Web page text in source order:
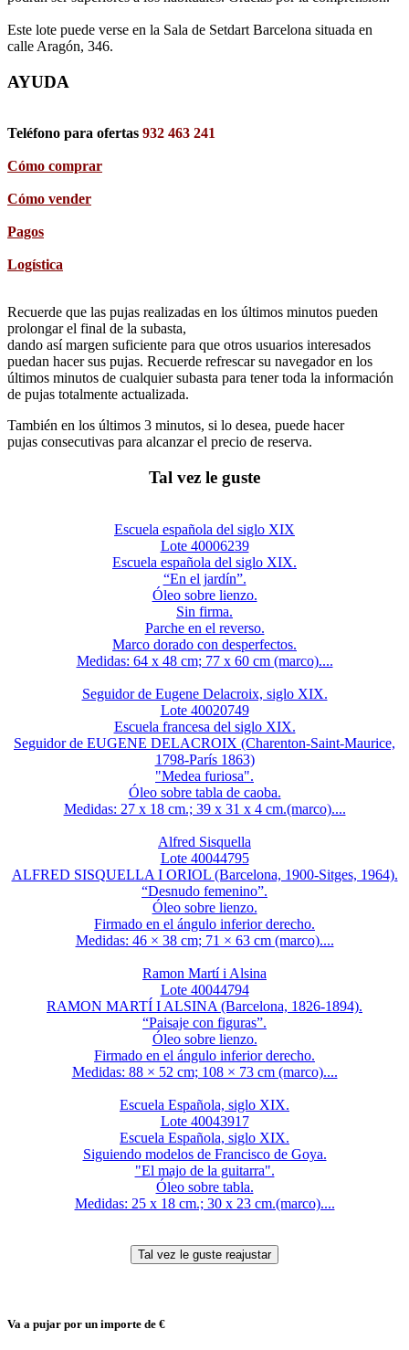
Este lote puede verse en la Sala de Setdart Barcelona situada en
calle Aragón, 346.
AYUDA
Teléfono para ofertas 932 463 241
Cómo comprar
Cómo vender
Pagos
Logística
Recuerde que las pujas realizadas en los últimos minutos pueden
prolongar el final de la subasta,
dando así margen suficiente para que otros usuarios interesados
puedan hacer sus pujas. Recuerde refrescar su navegador en los
últimos minutos de cualquier subasta para tener toda la información
de pujas totalmente actualizada.
También en los últimos 3 minutos, si lo desea, puede hacer
pujas consecutivas para alcanzar el precio de reserva.
Tal vez le guste
Escuela española del siglo XIX
Lote 40006239
Escuela española del siglo XIX.
“En el jardín”.
Óleo sobre lienzo.
Sin firma.
Parche en el reverso.
Marco dorado con desperfectos.
Medidas: 64 x 48 cm; 77 x 60 cm (marco)....
Seguidor de Eugene Delacroix, siglo XIX.
Lote 40020749
Escuela francesa del siglo XIX.
Seguidor de EUGENE DELACROIX (Charenton-Saint-Maurice,
1798-París 1863)
"Medea furiosa".
Óleo sobre tabla de caoba.
Medidas: 27 x 18 cm.; 39 x 31 x 4 cm.(marco)....
Alfred Sisquella
Lote 40044795
ALFRED SISQUELLA I ORIOL (Barcelona, 1900-Sitges, 1964).
“Desnudo femenino”.
Óleo sobre lienzo.
Firmado en el ángulo inferior derecho.
Medidas: 46 × 38 cm; 71 × 63 cm (marco)....
Ramon Martí i Alsina
Lote 40044794
RAMON MARTÍ I ALSINA (Barcelona, 1826-1894).
“Paisaje con figuras”.
Óleo sobre lienzo.
Firmado en el ángulo inferior derecho.
Medidas: 88 × 52 cm; 108 × 73 cm (marco)....
Escuela Española, siglo XIX.
Lote 40043917
Escuela Española, siglo XIX.
Siguiendo modelos de Francisco de Goya.
"El majo de la guitarra".
Óleo sobre tabla.
Medidas: 25 x 18 cm.; 30 x 23 cm.(marco)....
Va a pujar por un importe de €